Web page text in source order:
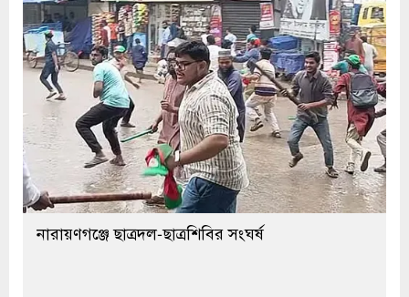
নারায়ণগঞ্জে ছাত্রদল-ছাত্রশিবির সংঘর্ষ